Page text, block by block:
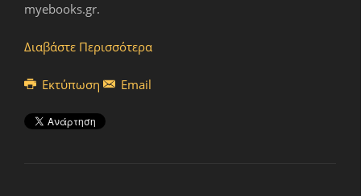
myebooks.gr.
Διαβάστε Περισσότερα
Εκτύπωση Email